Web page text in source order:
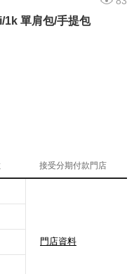
1k 單肩包/手提包
接受分期付款門店
門店資料